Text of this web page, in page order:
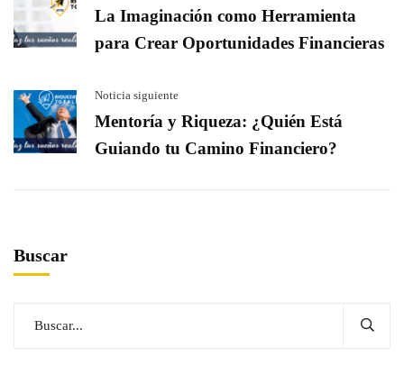
La Imaginación como Herramienta
para Crear Oportunidades Financieras
Noticia siguiente
Mentoría y Riqueza: ¿Quién Está
Guiando tu Camino Financiero?
Buscar